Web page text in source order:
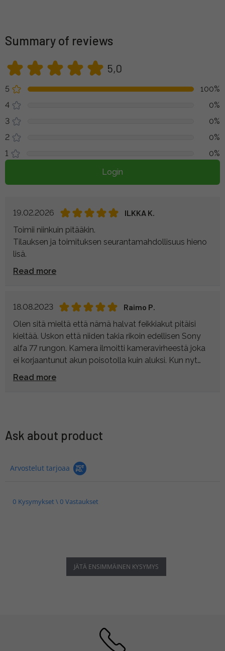
Summary of reviews
5,0
5
100%
4
0%
3
0%
2
0%
1
0%
Login
19.02.2026
ILKKA K.
Toimii niinkuin pitääkin.
Tilauksen ja toimituksen seurantamahdollisuus hieno
lisä.
Read more
18.08.2023
Raimo P.
Olen sitä mieltä että nämä halvat feikkiakut pitäisi
kieltää. Uskon että niiden takia rikoin edellisen Sony
alfa 77 rungon. Kamera ilmoitti kameravirheestä joka
ei korjaantunut akun poisotolla kuin aluksi. Kun nyt
tämä uusi (käytettynä Saksasta hankittu) runko alkoi
ilmoitella samoin lopetin halpa-akun käytön ja hankin
Read more
Ask about product
Arvostelut tarjoaa
0 Kysymykset \ 0 Vastaukset
JÄTÄ ENSIMMÄINEN KYSYMYS